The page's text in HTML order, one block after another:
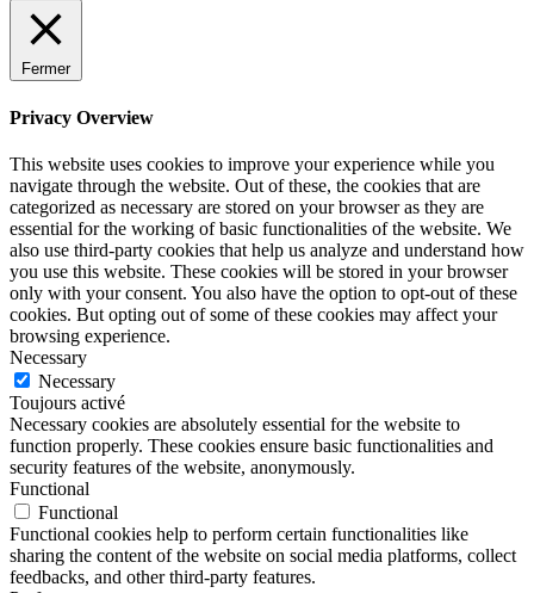
Fermer
Privacy Overview
This website uses cookies to improve your experience while you
navigate through the website. Out of these, the cookies that are
categorized as necessary are stored on your browser as they are
essential for the working of basic functionalities of the website. We
also use third-party cookies that help us analyze and understand how
you use this website. These cookies will be stored in your browser
only with your consent. You also have the option to opt-out of these
cookies. But opting out of some of these cookies may affect your
browsing experience.
Necessary
Necessary
Toujours activé
Necessary cookies are absolutely essential for the website to
function properly. These cookies ensure basic functionalities and
security features of the website, anonymously.
Functional
Functional
Functional cookies help to perform certain functionalities like
sharing the content of the website on social media platforms, collect
feedbacks, and other third-party features.